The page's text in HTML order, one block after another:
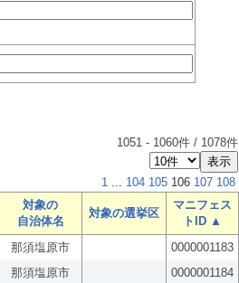
1051 - 1060件 / 1078件
1 ... 104 105 106 107 108
対象の
自治体名
対象の選挙区
マニフェス
トID ▲
那須塩原市
0000001183
那須塩原市
0000001184